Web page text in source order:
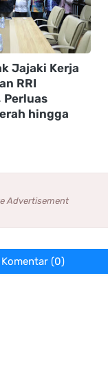
Jajaki Kerja
RRI
Perluas
hingga
Advertisement
(0)